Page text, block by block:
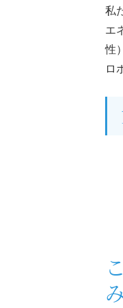
私
エ
性
ロ